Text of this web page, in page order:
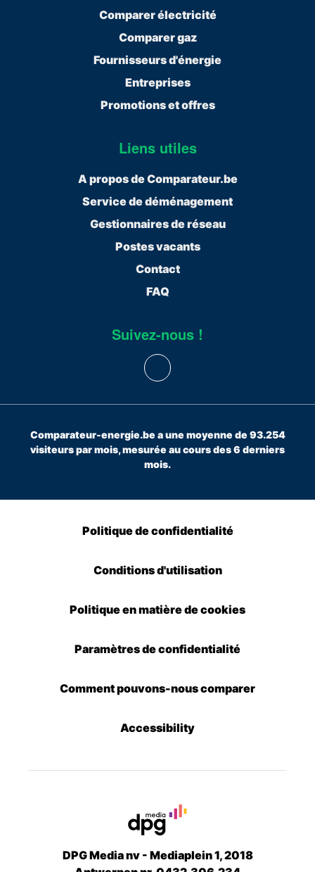
Comparer électricité
Comparer gaz
Fournisseurs d'énergie
Entreprises
Promotions et offres
Liens utiles
A propos de Comparateur.be
Service de déménagement
Gestionnaires de réseau
Postes vacants
Contact
FAQ
Suivez-nous !
Comparateur-energie.be a une moyenne de 93.254
visiteurs par mois, mesurée au cours des 6 derniers
mois.
Politique de confidentialité
Conditions d'utilisation
Politique en matière de cookies
Paramètres de confidentialité
Comment pouvons-nous comparer
Accessibility
DPG Media nv - Mediaplein 1, 2018